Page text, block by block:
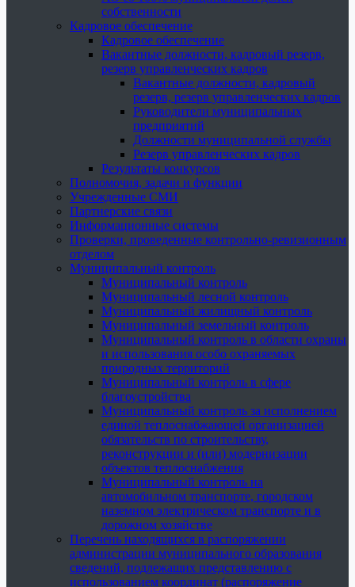
собственности
Кадровое обеспечение
Кадровое обеспечение
Вакантные должности, кадровый резерв,
резерв управленческих кадров
Вакантные должности, кадровый
резерв, резерв управленческих кадров
Руководители муниципальных
предприятий
Должности муниципальной службы
Резерв управленческих кадров
Результаты конкурсов
Полномочия, задачи и функции
Учрежденные СМИ
Партнерские связи
Информационные системы
Проверки, проведенные контрольно-ревизионным
отделом
Муниципальный контроль
Муниципальный контроль
Муниципальный лесной контроль
Муниципальный жилищный контроль
Муниципальный земельный контроль
Муниципальный контроль в области охраны
и использования особо охраняемых
природных территорий
Муниципальный контроль в сфере
благоустройства
Муниципальный контроль за исполнением
единой теплоснабжающей организацией
обязательств по строительству,
реконструкции и (или) модернизации
объектов теплоснабжения
Муниципальный контроль на
автомобильном транспорте, городском
наземном электрическом транспорте и в
дорожном хозяйстве
Перечень находящихся в распоряжении
администрации муниципального образования
сведений, подлежащих представлению с
использованием координат (распоряжение